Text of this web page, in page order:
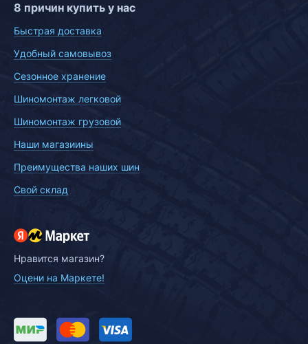
8 причин купить у нас
Быстрая доставка
Удобный самовывоз
Сезонное хранение
Шиномонтаж легковой
Шиномонтаж грузовой
Наши магазиины
Преимущества наших шин
Свой склад
Нравится магазин?
Оцени на Маркете!